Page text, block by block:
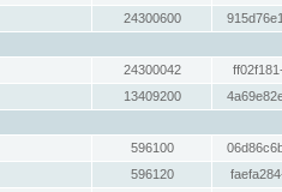
24300600
24300042
13409200
596100
596120